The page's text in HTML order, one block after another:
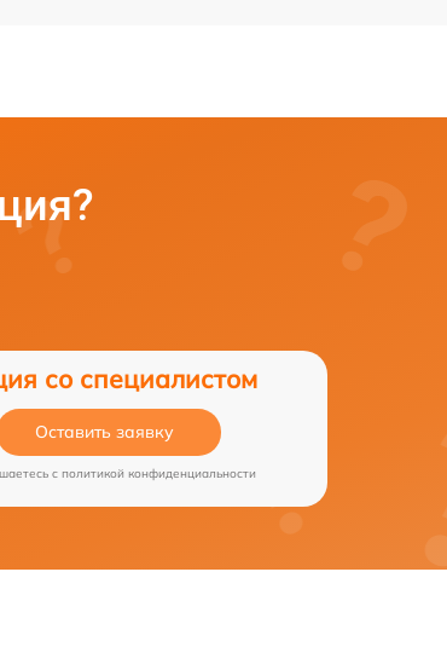
со специалистом
Оставить заявку
c политикой конфиденциальности